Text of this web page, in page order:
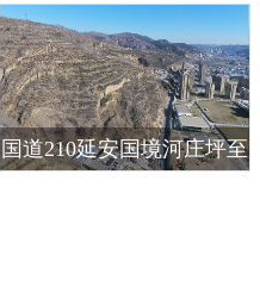
国道210延安国境河庄坪至